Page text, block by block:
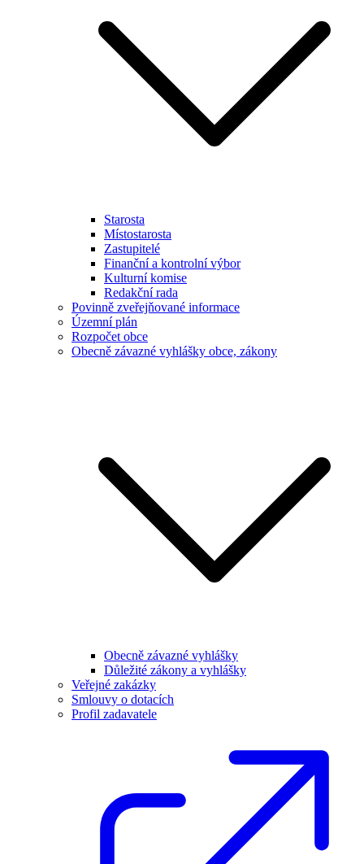
Starosta
Místostarosta
Zastupitelé
Finanční a kontrolní výbor
Kulturní komise
Redakční rada
Povinně zveřejňované informace
Územní plán
Rozpočet obce
Obecně závazné vyhlášky obce, zákony
Obecně závazné vyhlášky
Důležité zákony a vyhlášky
Veřejné zakázky
Smlouvy o dotacích
Profil zadavatele